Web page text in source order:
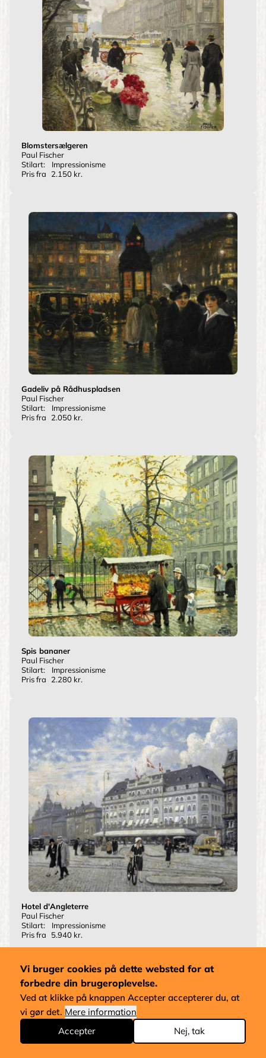
Blomstersælgeren
Paul Fischer
Stilart:
Impressionisme
Pris fra
2.150 kr.
Gadeliv på Rådhuspladsen
Paul Fischer
Stilart:
Impressionisme
Pris fra
2.050 kr.
Spis bananer
Paul Fischer
Stilart:
Impressionisme
Pris fra
2.280 kr.
Hotel d'Angleterre
Paul Fischer
Stilart:
Impressionisme
Pris fra
5.940 kr.
Vi bruger cookies på dette websted for at
forbedre din brugeroplevelse.
Ved at klikke på knappen Accepter accepterer du, at
vi gør det. Mere information
Accepter
Nej, tak